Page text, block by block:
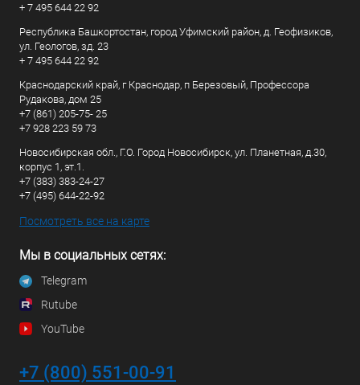
+ 7 495 644 22 92
Республика Башкортостан, город Уфимский район, д. Геофизиков,
ул. Геологов, зд. 23
+ 7 495 644 22 92
Краснодарский край, г Краснодар, п Березовый, Профессора
Рудакова, дом 25
+7 (861) 205-75- 25
+7 928 223 59 73
Новосибирская обл., Г.О. Город Новосибирск, ул. Планетная, д.30,
корпус 1, эт.1.
+7 (383) 383-24-27
+7 (495) 644-22-92
Посмотреть все на карте
Мы в социальных сетях:
Telegram
Rutube
YouTube
+7 (800) 551-00-91